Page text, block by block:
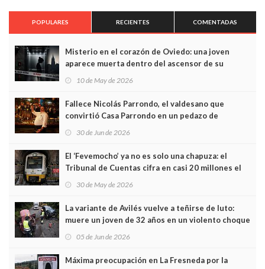
POPULARES RECIENTES COMENTADAS
Misterio en el corazón de Oviedo: una joven
aparece muerta dentro del ascensor de su
edificio y las cámaras captan sus últimos minutos
10 de May de 2026
Fallece Nicolás Parrondo, el valdesano que
convirtió Casa Parrondo en un pedazo de
Asturias en Madrid
30 de Jun de 2026
El ‘Fevemocho’ ya no es solo una chapuza: el
Tribunal de Cuentas cifra en casi 20 millones el
sobrecoste de los trenes que no cabían por los
30 de May de 2026
La variante de Avilés vuelve a teñirse de luto:
muere un joven de 32 años en un violento choque
frontal
05 de Jun de 2026
Máxima preocupación en La Fresneda por la